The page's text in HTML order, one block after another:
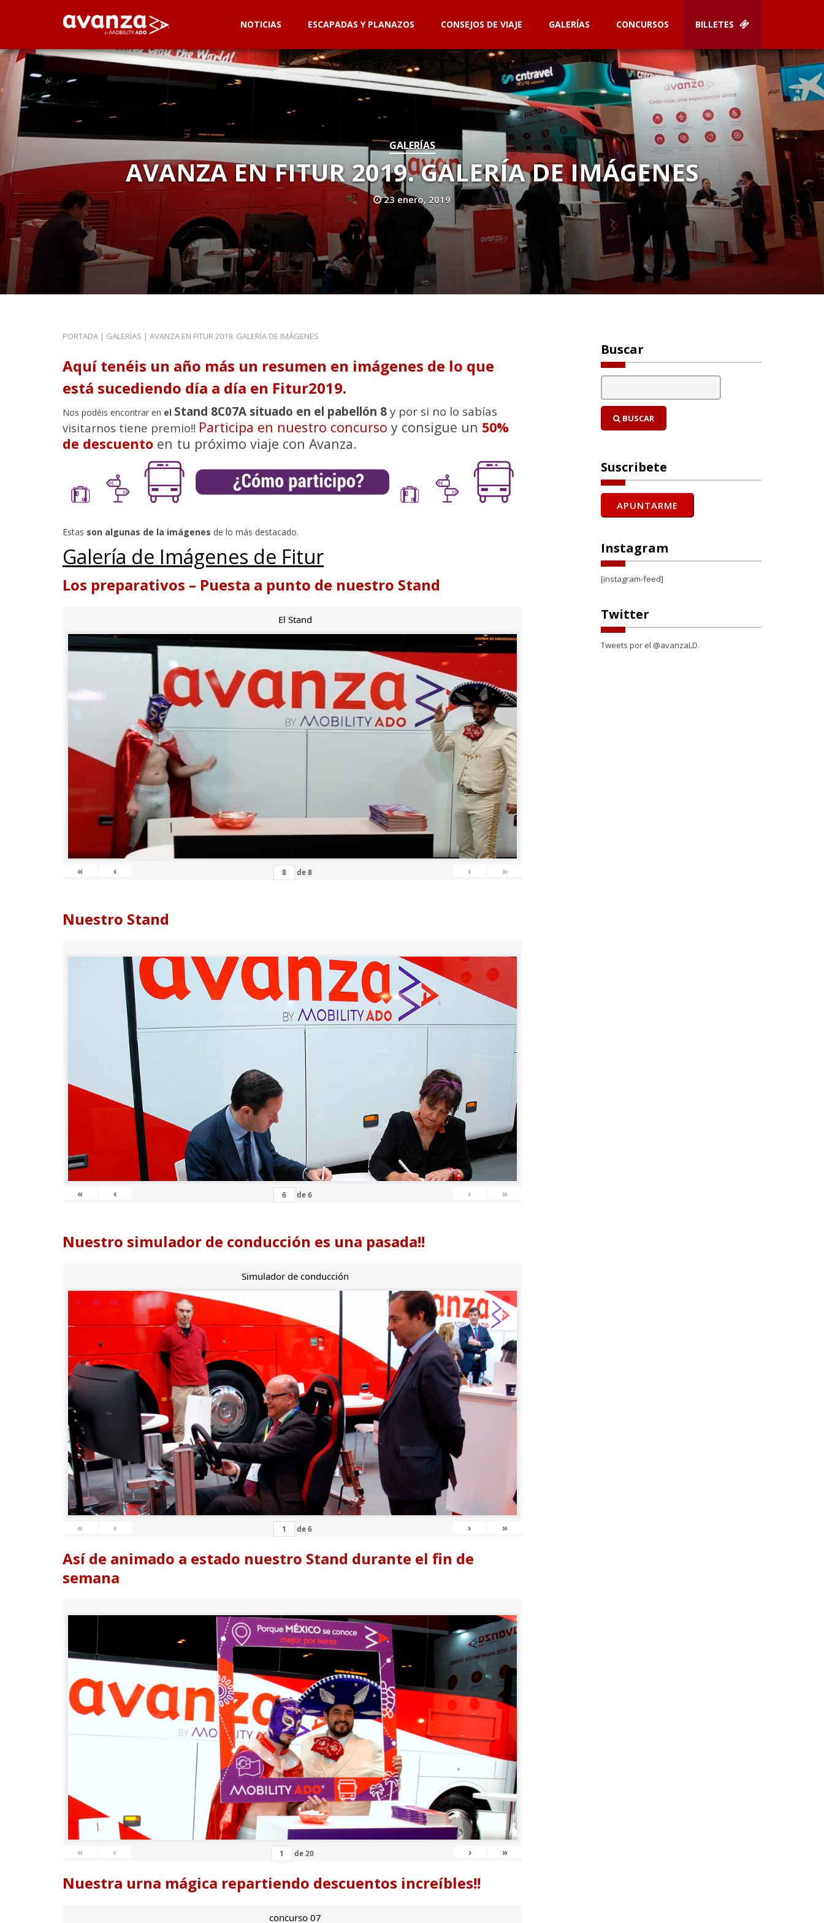
NOTICIAS ESCAPADAS Y PLANAZOS CONSEJOS DE VIAJE GALERÍAS CONCURSOS BILLETES
GALERÍAS
AVANZA EN FITUR 2019. GALERÍA DE IMÁGENES
23 enero, 2019
PORTADA | GALERÍAS | AVANZA EN FITUR 2019. GALERÍA DE IMÁGENES
Aquí tenéis un año más un resumen en imágenes de lo que
está sucediendo día a día en Fitur2019.
Nos podéis encontrar en el Stand 8C07A situado en el pabellón 8 y por si no lo sabías
visitarnos tiene premio!! Participa en nuestro concurso y consigue un 50%
de descuento en tu próximo viaje con Avanza.
Estas son algunas de la imágenes de lo más destacado.
Galería de Imágenes de Fitur
Los preparativos – Puesta a punto de nuestro Stand
El Stand
« ‹ de8 › »
Nuestro Stand
« ‹ de6 › »
Nuestro simulador de conducción es una pasada!!
Simulador de conducción
« ‹ de6 › »
Así de animado a estado nuestro Stand durante el fin de
semana
« ‹ de20 › »
Nuestra urna mágica repartiendo descuentos increíbles!!
concurso 07
Buscar
BUSCAR
Suscribete
Instagram
[instagram-feed]
Twitter
Tweets por el @avanzaLD.